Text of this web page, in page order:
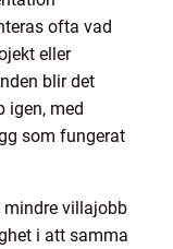
ofta vad
eller
blir det
igen, med
som fungerat
mindre villajobb
i att samma